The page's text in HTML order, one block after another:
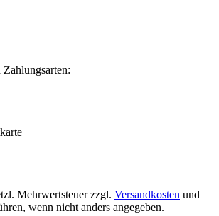
Zahlungsarten:
Mehrwertsteuer zzgl. Versandkosten und
wenn nicht anders angegeben.